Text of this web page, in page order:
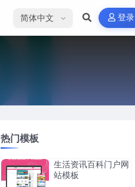
选择语言 登录
热门模板
生活资讯百科门户网
站模板